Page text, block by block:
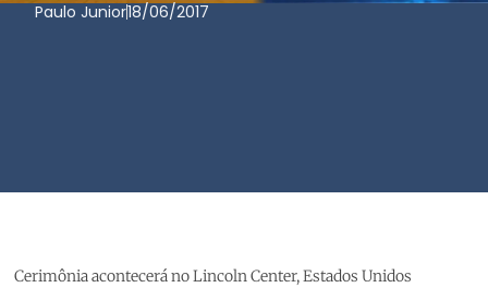
Paulo Junior18/06/2017
Cerimônia acontecerá no Lincoln Center, Estados Unidos